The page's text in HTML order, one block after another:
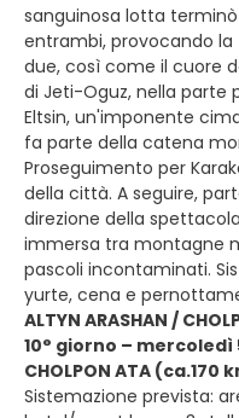
sanguinosa lotta
entrambi, provocando
due, così come il cuore
di Jeti-Oguz, nella parte
Eltsin, un'imponente
fa parte della catena
Proseguimento per
della città. A seguire,
direzione della
immersa tra montagne
pascoli incontaminati.
yurte, cena e
ALTYN ARASHAN /
10° giorno – mercoledì
CHOLPON ATA (ca.170
Sistemazione prevista: